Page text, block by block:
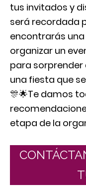
tus invitados y
será recordada
encontrarás
organizar un
para
una fiesta que
🎊🌟Te damos
etapa de la